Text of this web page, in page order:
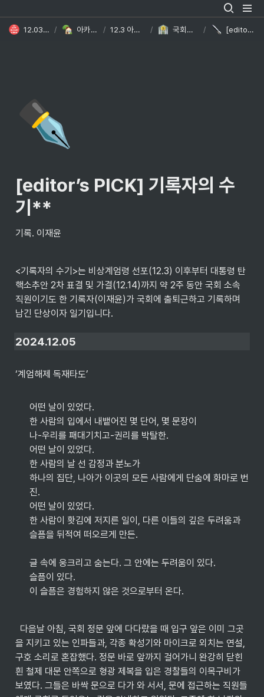
12.03 계엄사태와 민주주의 위기 / 아카이브 메인홈페이지 DB / 12.3 아카이브 메인홈페이지 DB / 국회에서 발생하는 다양한 사건을 기록합니다 / [editor’s PICK] 기록자의 수기**
✒️
[editor’s PICK] 기록자의 수
기**
기록. 이재윤
<기록자의 수기>는 비상계엄령 선포(12.3) 이후부터 대통령 탄
핵소추안 2차 표결 및 가결(12.14)까지 약 2주 동안 국회 소속
직원이기도 한 기록자(이재윤)가 국회에 출퇴근하고 기록하며
남긴 단상이자 일기입니다.
2024.12.05
‘계엄해제 독재타도’
어떤 날이 있었다.
한 사람의 입에서 내뱉어진 몇 단어, 몇 문장이
나-우리를 패대기치고-권리를 박탈한.
어떤 날이 있었다.
한 사람의 날 선 감정과 분노가
하나의 집단, 나아가 이곳의 모든 사람에게 단숨에 화마로 번
진.
어떤 날이 있었다.
한 사람이 홧김에 저지른 일이, 다른 이들의 깊은 두려움과
슬픔을 뒤적여 떠오르게 만든.
글 속에 웅크리고 숨는다. 그 안에는 두려움이 있다.
슬픔이 있다.
이 슬픔은 경험하지 않은 것으로부터 온다.
을 지키고 있는 인파들과, 각종 확성기와 마이크로 외치는 연설,
구호 소리로 혼잡했다. 정문 바로 앞까지 걸어가니 완강히 닫힌
흰 철제 대문 안쪽으로 형광 제복을 입은 경찰들의 이목구비가
보였다. 그들은 바싹 문으로 다가 와 서서, 문에 접근하는 직원들